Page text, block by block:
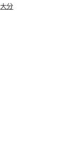
大分